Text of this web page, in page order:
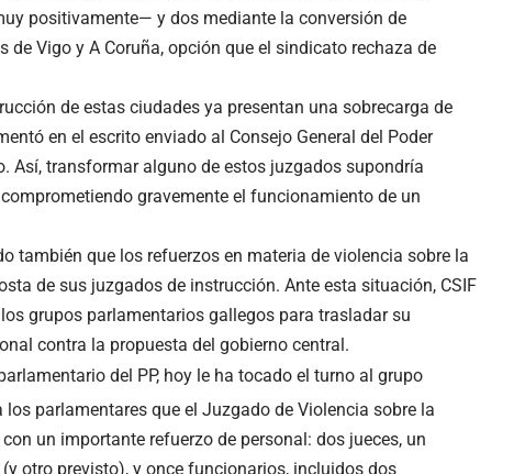
positivamente— y dos mediante la conversión de
Vigo y A Coruña, opción que el sindicato rechaza de
de estas ciudades ya presentan una sobrecarga de
en el escrito enviado al Consejo General del Poder
Así, transformar alguno de estos juzgados supondría
gravemente el funcionamiento de un
también que los refuerzos en materia de violencia sobre la
de sus juzgados de instrucción. Ante esta situación, CSIF
grupos parlamentarios gallegos para trasladar su
contra la propuesta del gobierno central.
del PP, hoy le ha tocado el turno al grupo
los parlamentares que el Juzgado de Violencia sobre la
un importante refuerzo de personal: dos jueces, un
otro previsto), y once funcionarios, incluidos dos